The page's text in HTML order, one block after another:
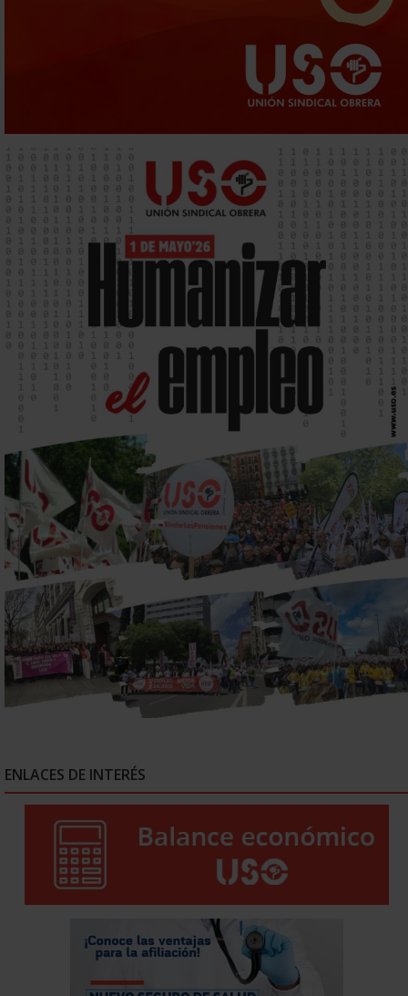
ENLACES DE INTERÉS